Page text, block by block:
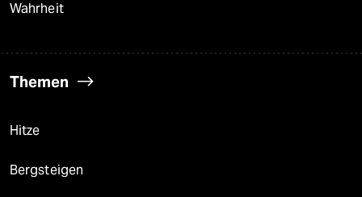
Wahrheit
Themen
Hitze
Bergsteigen